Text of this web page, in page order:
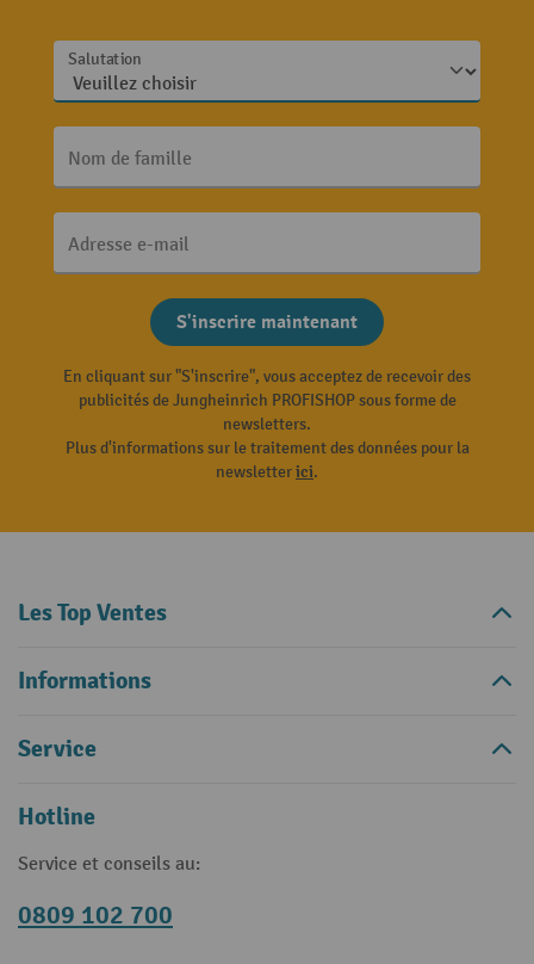
Salutation
Nom de famille
Adresse e-mail
S'inscrire maintenant
En cliquant sur "S'inscrire", vous acceptez de recevoir des
publicités de Jungheinrich PROFISHOP sous forme de
newsletters.
Plus d'informations sur le traitement des données pour la
newsletterici.
Les Top Ventes
Informations
Service
Hotline
Service et conseils au:
0809 102 700